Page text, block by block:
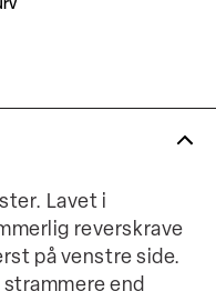
Lavet i
reverskrave
på venstre side.
end